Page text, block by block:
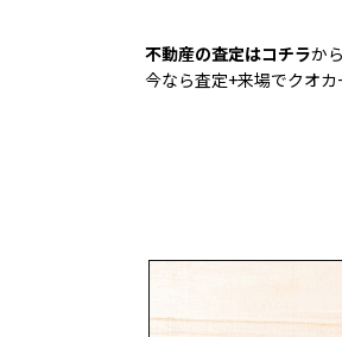
不動産の査定はコチラか
今なら査定+来場でクオ